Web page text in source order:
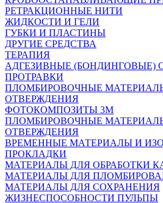
РЕТРАКЦИОННЫЕ НИТИ
ЖИДКОСТИ И ГЕЛИ
ГУБКИ И ПЛАСТИНЫ
ДРУГИЕ СРЕДСТВА
ТЕРАПИЯ
АДГЕЗИВНЫЕ (БОНДИНГОВЫЕ)
ПРОТРАВКИ
ПЛОМБИРОВОЧНЫЕ
ОТВЕРЖДЕНИЯ
ФОТОКОМПОЗИТЫ 3М
ПЛОМБИРОВОЧНЫЕ
ОТВЕРЖДЕНИЯ
ВРЕМЕННЫЕ МАТЕРИАЛЫ И
ПРОКЛАДКИ
МАТЕРИАЛЫ ДЛЯ ОБРАБОТКИ
МАТЕРИАЛЫ ДЛЯ
МАТЕРИАЛЫ ДЛЯ СОХРАНЕНИЯ
ЖИЗНЕСПОСОБНОСТИ ПУЛЬПЫ